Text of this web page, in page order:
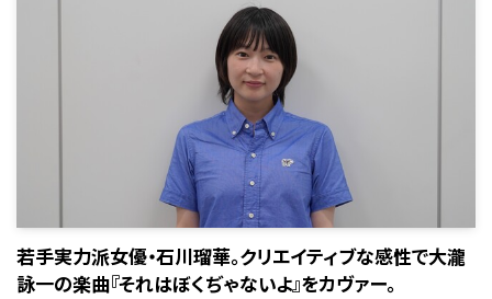
若手実力派女優・石川瑠華。クリエイティブな感性で大瀧
詠一の楽曲『それはぼくぢゃないよ』をカヴァー。